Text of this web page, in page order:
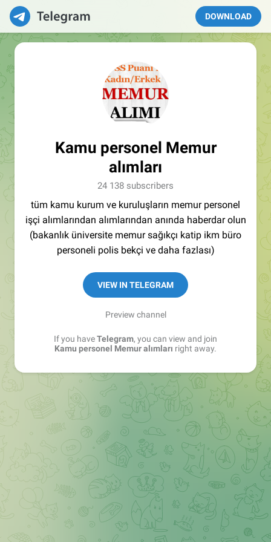
DOWNLOAD
Kamu personel Memur
alımları
24 138 subscribers
tüm kamu kurum ve kuruluşların memur personel
işçi alımlarından alımlarından anında haberdar olun
(bakanlık üniversite memur sağıkçı katip ikm büro
personeli polis bekçi ve daha fazlası)
VIEW IN TELEGRAM
Preview channel
If you haveTelegram, you can view and join
Kamu personel Memur alımları right away.